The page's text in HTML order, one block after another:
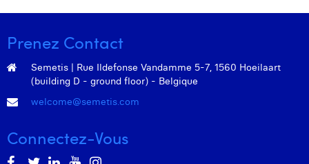
Prenez Contact
Semetis | Rue Ildefonse Vandamme 5-7, 1560 Hoeilaart
(building D - ground floor) - Belgique
welcome@semetis.com
Connectez-Vous